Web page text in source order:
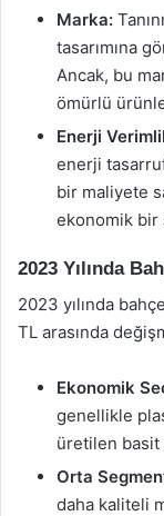
Marka:
tasarımına
Ancak, bu
ömürlü
Enerji
enerji
bir maliyete
ekonomik bir
2023 Yılında
2023 yılında
TL arasında
Ekonomik
genellikle
üretilen basit
Orta
daha kaliteli